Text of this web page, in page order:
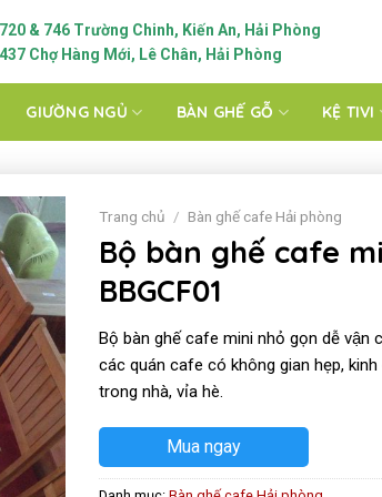
720 & 746 Trường Chinh, Kiến An, Hải Phòng
437 Chợ Hàng Mới, Lê Chân, Hải Phòng
GIƯỜNG NGỦ BÀN GHẾ GỖ KỆ TIVI
Trang chủ / Bàn ghế cafe Hải phòng
Bộ bàn ghế cafe
BBGCF01
Bộ bàn ghế cafe mini nhỏ gọn dễ vận
các quán cafe có không gian hẹp,
trong nhà, vỉa hè.
Mua ngay